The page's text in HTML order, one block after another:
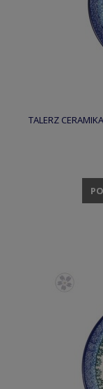
TALERZ